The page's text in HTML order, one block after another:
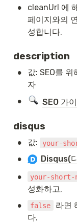
•
cleanUrl 에
페이지와의
성합니다.
description
•
값: SEO를
자
• SEO 가
disqus
• 값: your-
• Disqus(
• your-short-
성화하고,
• false
라면
다.